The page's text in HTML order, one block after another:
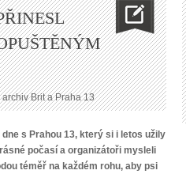
archiv Brit a Praha 13
s Prahou 13, který si i letos užily
počasí a organizátoři mysleli
téměř na každém rohu, aby psi